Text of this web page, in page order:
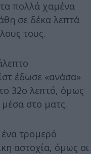
πολλά χαμένα
σε δέκα λεπτά
τους.
έδωσε «ανάσα»
32ο λεπτό, όμως
μέσα στο ματς.
τρομερό
αστοχία, όμως οι